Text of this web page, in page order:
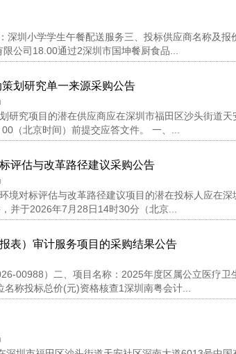
圳小学学生午餐配送服务三、投标供应商名称及报
公司18.00通过2深圳市国坤餐厨食品...
划研究单一来源采购公告
研究项目的潜在供应商应在深圳市福田区沙头街道
（北京时间）前提交应答文件。 一、...
评估与改革路径建议采购公告
境对标评估与改革路径建议项目的潜在投标人应在
并于2026年7月28日14时30分（北京...
表）审计服务项目的采购结果公告
00988）二、项目名称：2025年度区属公立医疗卫
称投标总价(元)资格核查1深圳南粤会计...